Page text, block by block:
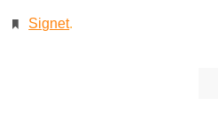
Signet.